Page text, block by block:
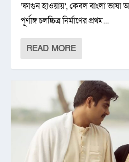
‘ফাগুন হাওয়ায়’, কেবল বাংলা ভাষা
পূর্ণাঙ্গ চলচ্চিত্র নির্মাণের প্রথম...
READ MORE